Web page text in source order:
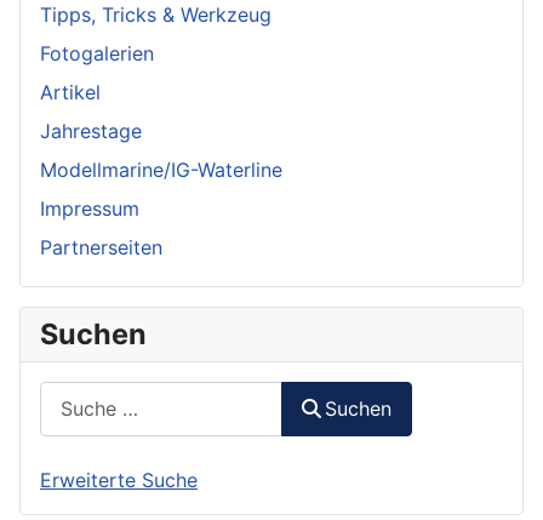
Tipps, Tricks & Werkzeug
Fotogalerien
Artikel
Jahrestage
Modellmarine/IG-Waterline
Impressum
Partnerseiten
Suchen
Suchen
Erweiterte Suche